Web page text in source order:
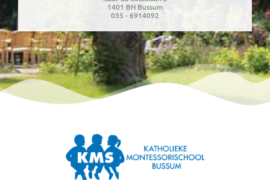
1401 BH Bussum
035 - 6914092